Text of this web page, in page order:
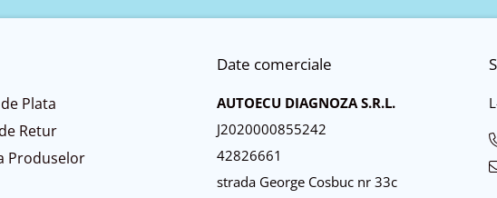
Plata
Retur
Produselor
Date comerciale
AUTOECU DIAGNOZA S.R.L.
J2020000855242
42826661
strada George Cosbuc nr 33c